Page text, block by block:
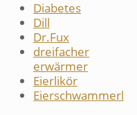
Diabetes
Dill
Dr.Fux
dreifacher
erwärmer
Eierlikör
Eierschwammerl